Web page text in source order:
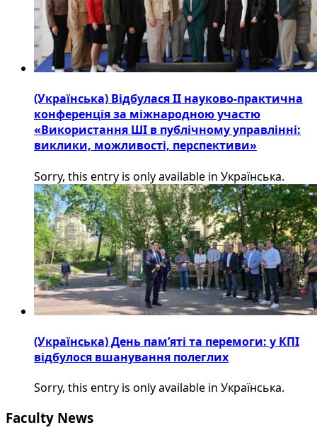
(Українська) Відбулася ІІ науково-практична
конференція за міжнародною участю
«Використання ШІ в публічному управлінні:
виклики, можливості, перспективи»
Sorry, this entry is only available in Українська.
(Українська) День пам’яті та перемоги: у КПІ
відбулося вшанування полеглих
Sorry, this entry is only available in Українська.
Faculty News